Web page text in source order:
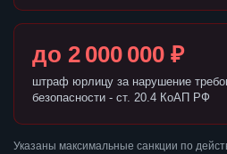
до 2 000 000 ₽
штраф юрлицу за нарушение
безопасности - ст. 20.4 КоАП РФ
Указаны максимальные санкции по